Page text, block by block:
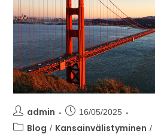
admin 16/05/2025
Blog / Kansainvälistyminen /